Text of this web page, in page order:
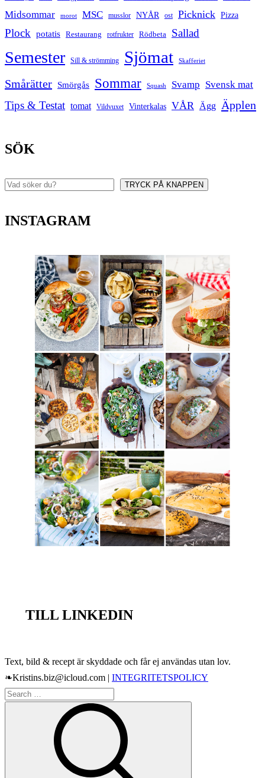
Midsommar morot MSC musslor NYÅR ost Picknick Pizza
Plock potatis Restaurang rotfrukter Rödbeta Sallad
Semester Sill & strömming Sjömat Skafferiet
Smårätter Smörgås Sommar Squash Svamp Svensk mat
Tips & Testat tomat Vildvuxet Vinterkalas VÅR Ägg Äpplen
SÖK
Sök TRYCK PÅ KNAPPEN
INSTAGRAM
TILL LINKEDIN
Text, bild & recept är skyddade och får ej användas utan lov.
❧Kristins.biz@icloud.com | INTEGRITETSPOLICY
Search